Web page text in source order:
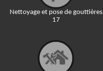
Nettoyage et pose de gouttières
17